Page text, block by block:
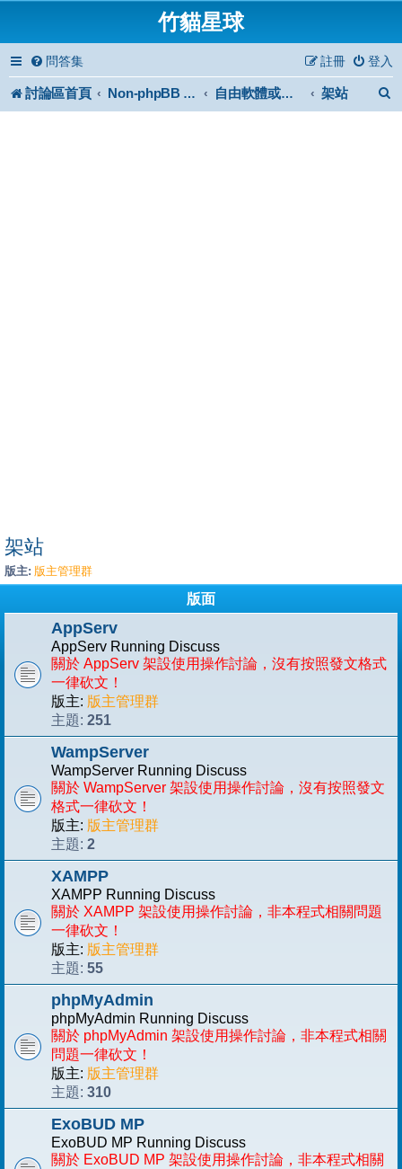
竹貓星球
問答集 登入
註冊
討論區首頁 Non-phpBB specific 自由軟體或免費軟體 架站
架站
版主: 版主管理群
版面
AppServ
AppServ Running Discuss
關於 AppServ 架設使用操作討論，沒有按照發文格式
一律砍文！
版主: 版主管理群
主題: 251
WampServer
WampServer Running Discuss
關於 WampServer 架設使用操作討論，沒有按照發文
格式一律砍文！
版主: 版主管理群
主題: 2
XAMPP
XAMPP Running Discuss
關於 XAMPP 架設使用操作討論，非本程式相關問題
一律砍文！
版主: 版主管理群
主題: 55
phpMyAdmin
phpMyAdmin Running Discuss
關於 phpMyAdmin 架設使用操作討論，非本程式相關
問題一律砍文！
版主: 版主管理群
主題: 310
ExoBUD MP
ExoBUD MP Running Discuss
關於 ExoBUD MP 架設使用操作討論，非本程式相關